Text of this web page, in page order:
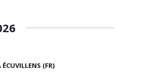
(FR)